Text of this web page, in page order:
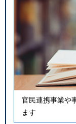
官民連携事業や
ます